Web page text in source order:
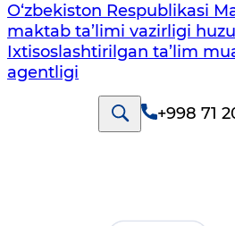
O‘zbekiston Respublikasi
maktab ta’limi vazirligi
Ixtisoslashtirilgan ta’lim
agentligi
+998 71